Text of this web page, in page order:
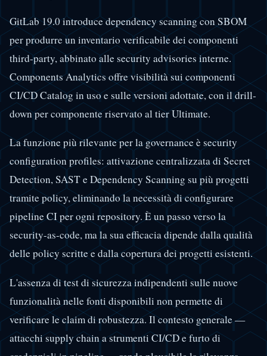
GitLab 19.0 introduce dependency scanning con SBOM
per produrre un inventario verificabile dei componenti
third-party, abbinato alle security advisories interne.
Components Analytics offre visibilità sui componenti
CI/CD Catalog in uso e sulle versioni adottate, con il drill-
down per componente riservato al tier Ultimate.
La funzione più rilevante per la governance è security
configuration profiles: attivazione centralizzata di Secret
Detection, SAST e Dependency Scanning su più progetti
tramite policy, eliminando la necessità di configurare
pipeline CI per ogni repository. È un passo verso la
security-as-code, ma la sua efficacia dipende dalla qualità
delle policy scritte e dalla copertura dei progetti esistenti.
L'assenza di test di sicurezza indipendenti sulle nuove
funzionalità nelle fonti disponibili non permette di
verificare le claim di robustezza. Il contesto generale —
attacchi supply chain a strumenti CI/CD e furto di